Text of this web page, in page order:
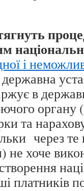
і
державна
в
органу
та
через
не хоче
платників